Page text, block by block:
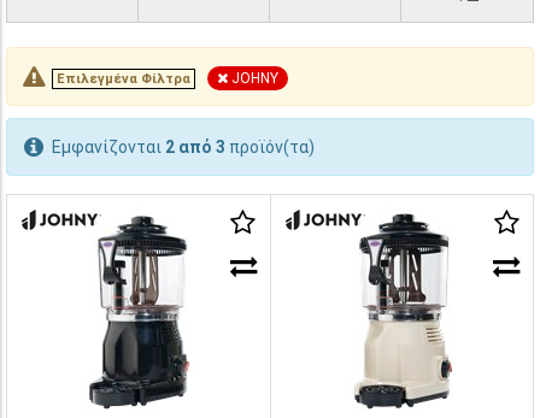
Επιλεγμένα Φίλτρα JOHNY
Εμφανίζονται 2 από 3 προϊόν(τα)